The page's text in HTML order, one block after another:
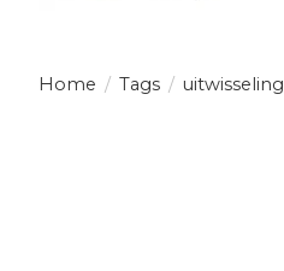
Home / Tags / uitwisseling